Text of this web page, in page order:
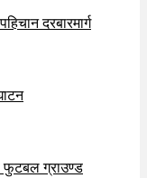
दरबारमार्ग
फुटबल ग्राउण्ड